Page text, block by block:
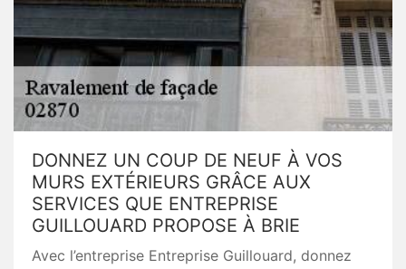
DONNEZ UN COUP DE NEUF À VOS
MURS EXTÉRIEURS GRÂCE AUX
SERVICES QUE ENTREPRISE
GUILLOUARD PROPOSE À BRIE
Avec l’entreprise Entreprise Guillouard, donnez